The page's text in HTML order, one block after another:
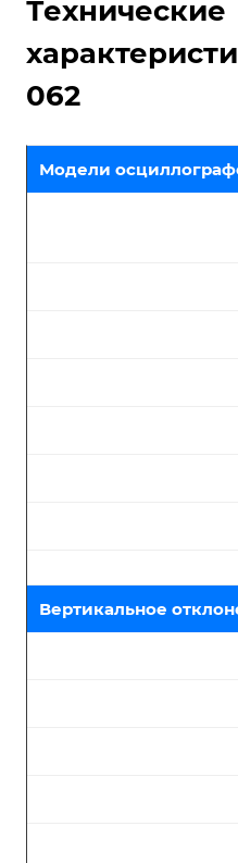
Технические
062
Модели
Вертикальное